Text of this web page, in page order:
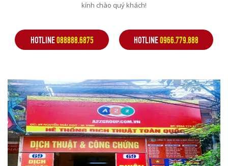
kính chào quý khách!
HOTLINE088888.6875 HOTLINE0966.779.888